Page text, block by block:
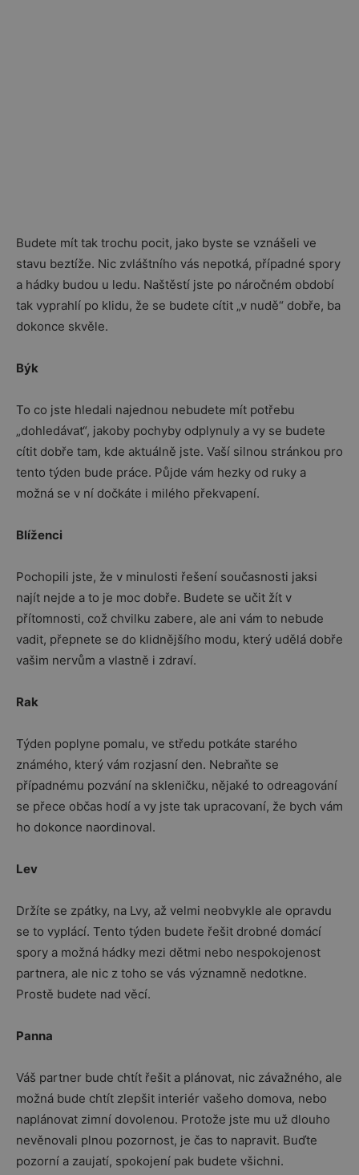
Budete mít tak trochu pocit, jako byste se vznášeli ve
stavu beztíže. Nic zvláštního vás nepotká, případné spory
a hádky budou u ledu. Naštěstí jste po náročném období
tak vyprahlí po klidu, že se budete cítit „v nudě“ dobře, ba
dokonce skvěle.
Býk
To co jste hledali najednou nebudete mít potřebu
„dohledávat“, jakoby pochyby odplynuly a vy se budete
cítit dobře tam, kde aktuálně jste. Vaší silnou stránkou pro
tento týden bude práce. Půjde vám hezky od ruky a
možná se v ní dočkáte i milého překvapení.
Blíženci
Pochopili jste, že v minulosti řešení současnosti jaksi
najít nejde a to je moc dobře. Budete se učit žít v
přítomnosti, což chvilku zabere, ale ani vám to nebude
vadit, přepnete se do klidnějšího modu, který udělá dobře
vašim nervům a vlastně i zdraví.
Rak
Týden poplyne pomalu, ve středu potkáte starého
známého, který vám rozjasní den. Nebraňte se
případnému pozvání na skleničku, nějaké to odreagování
se přece občas hodí a vy jste tak upracovaní, že bych vám
ho dokonce naordinoval.
Lev
Držíte se zpátky, na Lvy, až velmi neobvykle ale opravdu
se to vyplácí. Tento týden budete řešit drobné domácí
spory a možná hádky mezi dětmi nebo nespokojenost
partnera, ale nic z toho se vás významně nedotkne.
Prostě budete nad věcí.
Panna
Váš partner bude chtít řešit a plánovat, nic závažného, ale
možná bude chtít zlepšit interiér vašeho domova, nebo
naplánovat zimní dovolenou. Protože jste mu už dlouho
nevěnovali plnou pozornost, je čas to napravit. Buďte
pozorní a zaujatí, spokojení pak budete všichni.